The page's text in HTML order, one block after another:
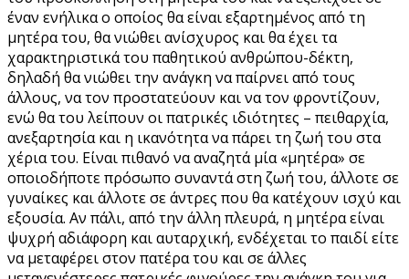
έναν ενήλικα ο οποίος θα είναι εξαρτημένος από τη
μητέρα του, θα νιώθει ανίσχυρος και θα έχει τα
χαρακτηριστικά του παθητικού ανθρώπου-δέκτη,
δηλαδή θα νιώθει την ανάγκη να παίρνει από τους
άλλους, να τον προστατεύουν και να τον φροντίζουν,
ενώ θα του λείπουν οι πατρικές ιδιότητες – πειθαρχία,
ανεξαρτησία και η ικανότητα να πάρει τη ζωή του στα
χέρια του. Είναι πιθανό να αναζητά μία «μητέρα» σε
οποιοδήποτε πρόσωπο συναντά στη ζωή του, άλλοτε σε
γυναίκες και άλλοτε σε άντρες που θα κατέχουν ισχύ και
εξουσία. Αν πάλι, από την άλλη πλευρά, η μητέρα είναι
ψυχρή αδιάφορη και αυταρχική, ενδέχεται το παιδί είτε
να μεταφέρει στον πατέρα του και σε άλλες